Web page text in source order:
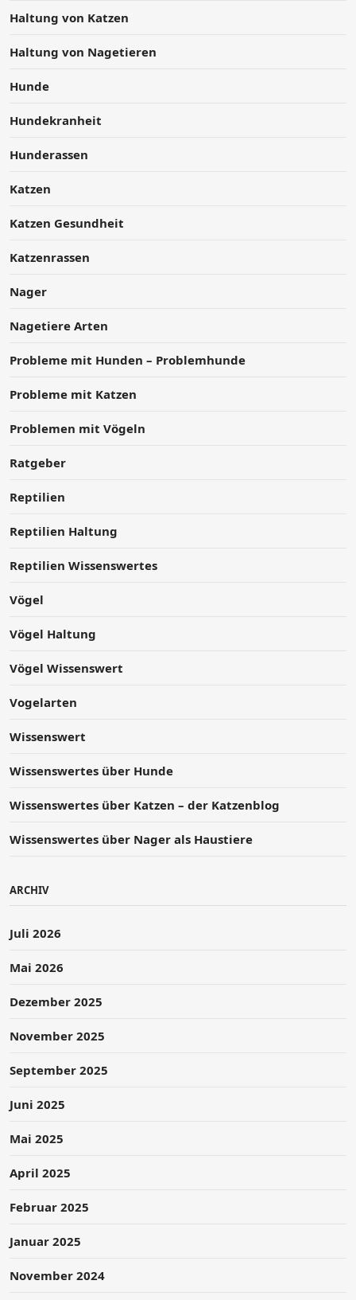
Haltung von Katzen
Haltung von Nagetieren
Hunde
Hundekranheit
Hunderassen
Katzen
Katzen Gesundheit
Katzenrassen
Nager
Nagetiere Arten
Probleme mit Hunden – Problemhunde
Probleme mit Katzen
Problemen mit Vögeln
Ratgeber
Reptilien
Reptilien Haltung
Reptilien Wissenswertes
Vögel
Vögel Haltung
Vögel Wissenswert
Vogelarten
Wissenswert
Wissenswertes über Hunde
Wissenswertes über Katzen – der Katzenblog
Wissenswertes über Nager als Haustiere
ARCHIV
Juli 2026
Mai 2026
Dezember 2025
November 2025
September 2025
Juni 2025
Mai 2025
April 2025
Februar 2025
Januar 2025
November 2024